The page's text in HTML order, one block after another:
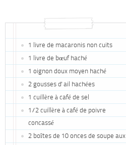
1 livre de macaronis non cuits
1 livre de bœuf haché
1 oignon doux moyen haché
2 gousses d' ail hachées
1 cuillère à café de sel
1/2 cuillère à café de poivre
concassé
2 boîtes de 10 onces de soupe aux